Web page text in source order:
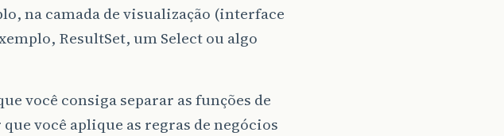
na camada de visualização (interface
ResultSet, um Select ou algo
você consiga separar as funções de
você aplique as regras de negócios